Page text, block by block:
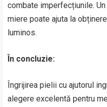
combate imperfecțiunile.
miere poate ajuta la
luminos.
În concluzie:
Îngrijirea pielii cu ajutorul
alegere excelentă pentru